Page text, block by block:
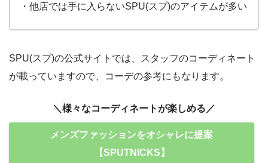
・他店では手に入らないSPU(スプ)のアイテムが多い
SPU(スプ)の公式サイトでは、スタッフのコーディネート
が載っていますので、コーデの参考にもなります。
＼様々なコーディネートが楽しめる／
メンズファッションをオシャレに提案
【SPUTNICKS】